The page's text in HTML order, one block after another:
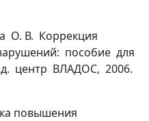
О. В. Коррекция
пособие для
центр ВЛАДОС, 2006.
повышения